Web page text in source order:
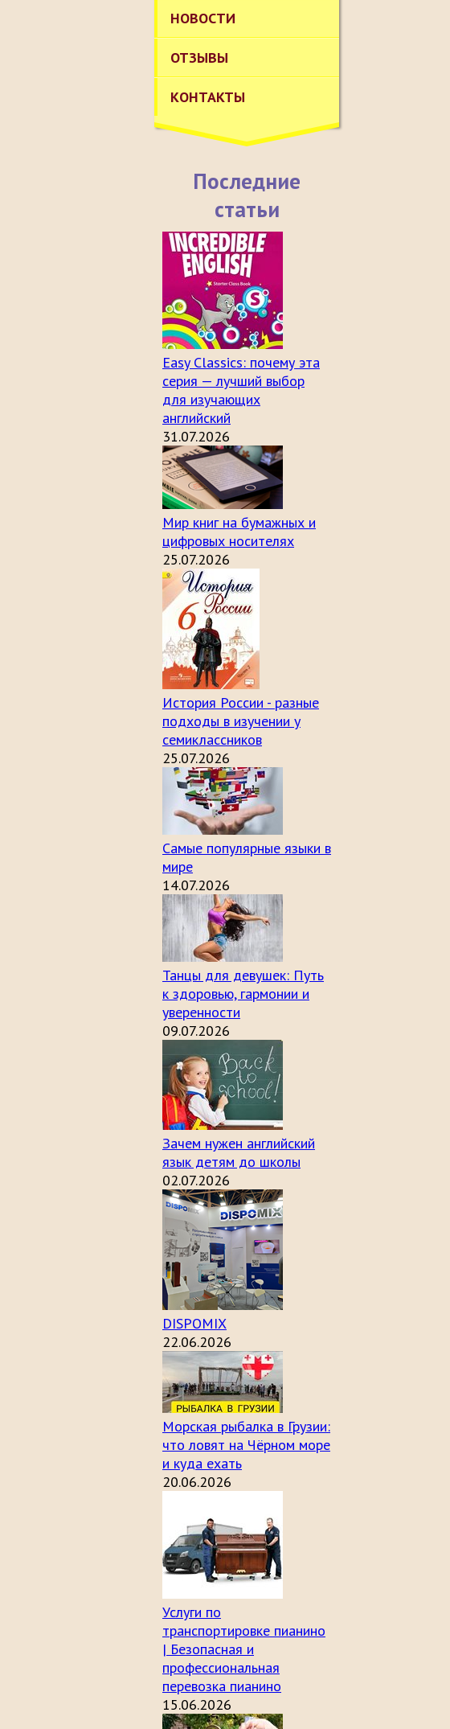
НОВОСТИ
ОТЗЫВЫ
КОНТАКТЫ
Последние
статьи
Easy Classics: почему эта
серия — лучший выбор
для изучающих
английский
31.07.2026
Мир книг на бумажных и
цифровых носителях
25.07.2026
История России - разные
подходы в изучении у
семиклассников
25.07.2026
Самые популярные языки в
мире
14.07.2026
Танцы для девушек: Путь
к здоровью, гармонии и
уверенности
09.07.2026
Зачем нужен английский
язык детям до школы
02.07.2026
DISPOMIX
22.06.2026
Морская рыбалка в Грузии:
что ловят на Чёрном море
и куда ехать
20.06.2026
Услуги по
транспортировке пианино
| Безопасная и
профессиональная
перевозка пианино
15.06.2026